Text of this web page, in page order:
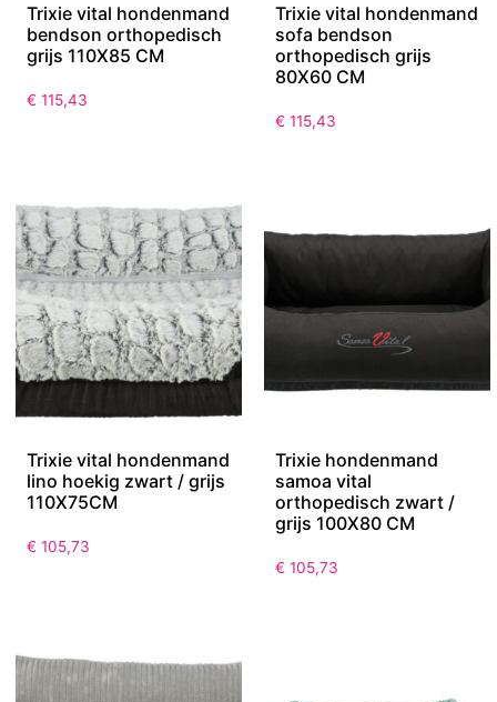
Trixie vital hondenmand
bendson orthopedisch
grijs 110X85 CM
€ 115,43
Trixie vital hondenmand
sofa bendson
orthopedisch grijs
80X60 CM
€ 115,43
Trixie vital hondenmand
lino hoekig zwart / grijs
110X75CM
€ 105,73
Trixie hondenmand
samoa vital
orthopedisch zwart /
grijs 100X80 CM
€ 105,73